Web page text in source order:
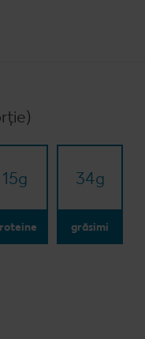
15g 34g
grăsimi